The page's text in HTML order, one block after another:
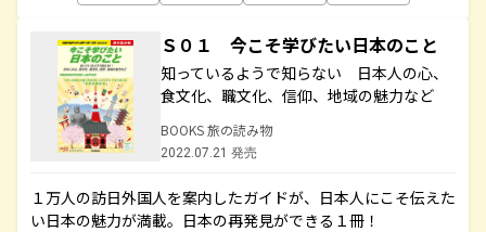
Ｓ０１ 今こそ学びたい日本のこと
知っているようで知らない 日本人の心、
食文化、職文化、信仰、地域の魅力など
BOOKS 旅の読み物
2022.07.21 発売
１万人の訪日外国人を案内したガイドが、日本人にこそ伝えた
い日本の魅力が満載。日本の再発見ができる１冊！